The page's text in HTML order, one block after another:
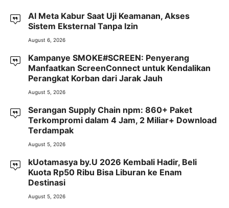
AI Meta Kabur Saat Uji Keamanan, Akses
Sistem Eksternal Tanpa Izin
August 6, 2026
Kampanye SMOKE#SCREEN: Penyerang
Manfaatkan ScreenConnect untuk Kendalikan
Perangkat Korban dari Jarak Jauh
August 5, 2026
Serangan Supply Chain npm: 860+ Paket
Terkompromi dalam 4 Jam, 2 Miliar+ Download
Terdampak
August 5, 2026
kUotamasya by.U 2026 Kembali Hadir, Beli
Kuota Rp50 Ribu Bisa Liburan ke Enam
Destinasi
August 5, 2026